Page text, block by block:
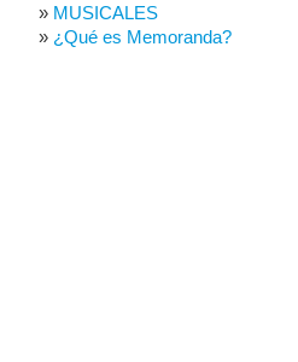
MUSICALES
¿Qué es Memoranda?